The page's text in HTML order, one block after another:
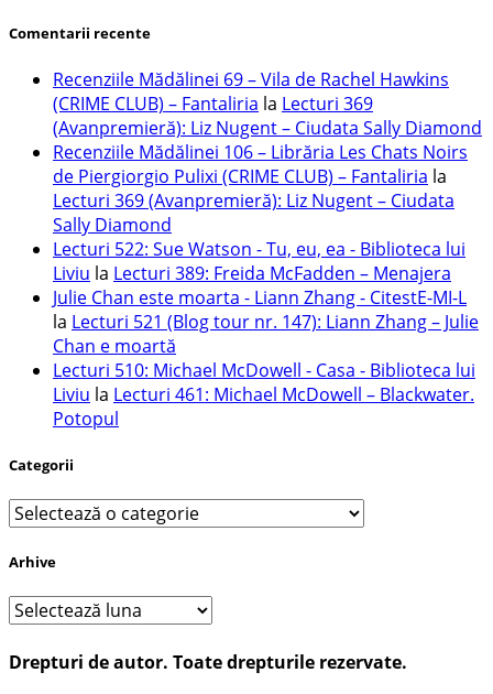
Comentarii recente
Recenziile Mădălinei 69 – Vila de Rachel Hawkins
(CRIME CLUB) – Fantaliria la Lecturi 369
(Avanpremieră): Liz Nugent – Ciudata Sally Diamond
Recenziile Mădălinei 106 – Librăria Les Chats Noirs
de Piergiorgio Pulixi (CRIME CLUB) – Fantaliria la
Lecturi 369 (Avanpremieră): Liz Nugent – Ciudata
Sally Diamond
Lecturi 522: Sue Watson - Tu, eu, ea - Biblioteca lui
Liviu la Lecturi 389: Freida McFadden – Menajera
Julie Chan este moarta - Liann Zhang - CitestE-MI-L
la Lecturi 521 (Blog tour nr. 147): Liann Zhang – Julie
Chan e moartă
Lecturi 510: Michael McDowell - Casa - Biblioteca lui
Liviu la Lecturi 461: Michael McDowell – Blackwater.
Potopul
Categorii
Categorii
Arhive
Arhive
Drepturi de autor. Toate drepturile rezervate.